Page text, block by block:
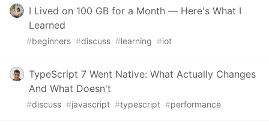
I Lived on 100 GB for a Month — Here's What I
Learned
#beginners #discuss #learning #iot
TypeScript 7 Went Native: What Actually Changes
And What Doesn't
#discuss #javascript #typescript #performance